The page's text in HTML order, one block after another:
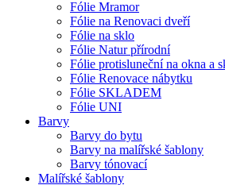
Fólie Mramor
Fólie na Renovaci dveří
Fólie na sklo
Fólie Natur přírodní
Fólie protisluneční na okna a
Fólie Renovace nábytku
Fólie SKLADEM
Fólie UNI
Barvy
Barvy do bytu
Barvy na malířské šablony
Barvy tónovací
Malířské šablony